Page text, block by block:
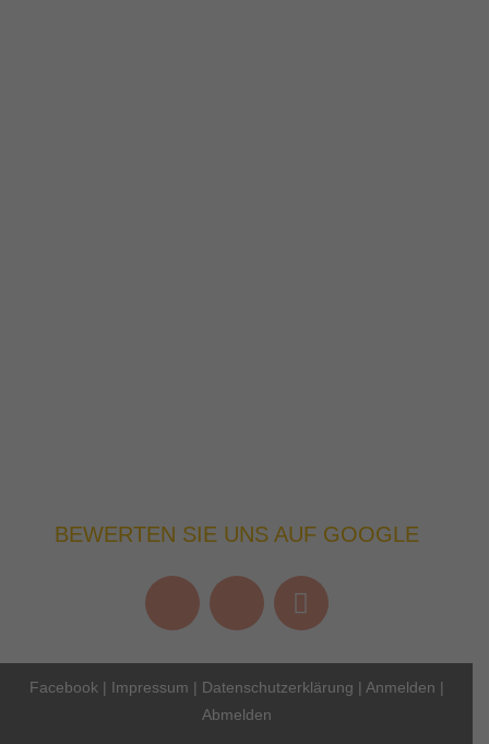
BEWERTEN SIE UNS AUF GOOGLE
Facebook | Impressum | Datenschutzerklärung | Anmelden |
Abmelden